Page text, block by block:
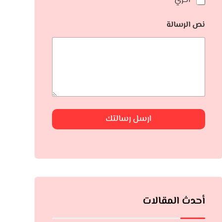
نص الرسالة
ارسل رسالتك
أحدث المقالات